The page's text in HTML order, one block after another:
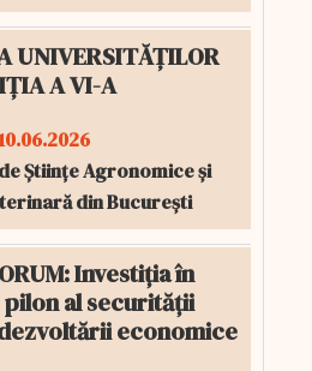
UNIVERSITĂȚILOR
A VI-A
Științe Agronomice și
din București
Investiția în
pilon al securității
economice